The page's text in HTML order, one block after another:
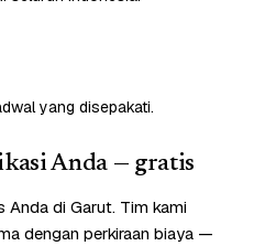
yang disepakati.
Anda — gratis
Anda di Garut. Tim kami
dengan perkiraan biaya —